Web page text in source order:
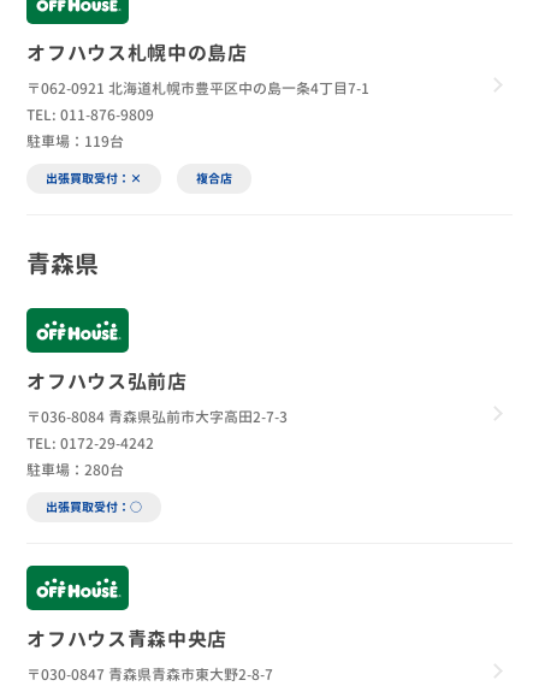
オフハウス札幌中の島店
〒062-0921 北海道札幌市豊平区中の島一条4丁目7-1
TEL: 011-876-9809
駐車場：119台
出張買取受付：× 複合店
青森県
オフハウス弘前店
〒036-8084 青森県弘前市大字高田2-7-3
TEL: 0172-29-4242
駐車場：280台
出張買取受付：○
オフハウス青森中央店
〒030-0847 青森県青森市東大野2-8-7